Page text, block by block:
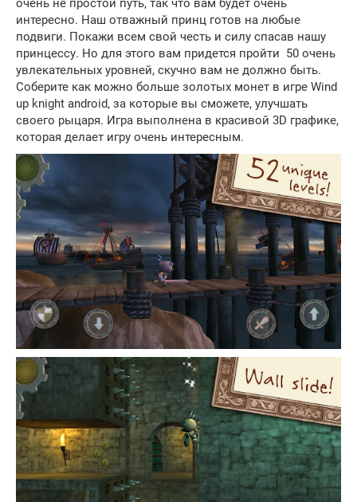
очень не простой путь, так что вам будет очень
интересно. Наш отважный принц готов на любые
подвиги. Покажи всем свой честь и силу спасав нашу
принцессу. Но для этого вам придется пройти 50 очень
увлекательных уровней, скучно вам не должно быть.
Соберите как можно больше золотых монет в игре Wind
up knight android, за которые вы сможете, улучшать
своего рыцаря. Игра выполнена в красивой 3D графике,
которая делает игру очень интересным.